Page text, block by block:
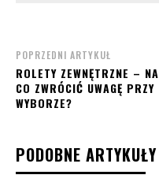
POPRZEDNI ARTYKUŁ
ROLETY ZEWNĘTRZNE – NA
CO ZWRÓCIĆ UWAGĘ PRZY
WYBORZE?
PODOBNE ARTYKUŁY